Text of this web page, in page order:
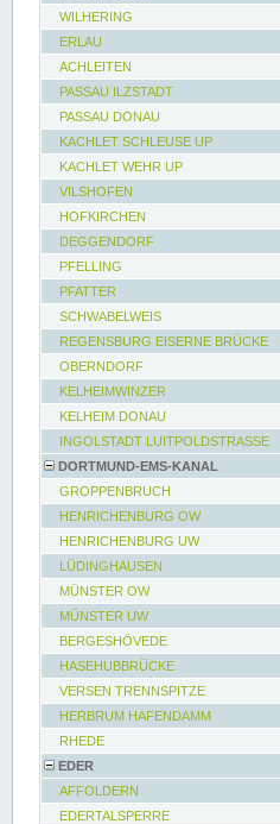
WILHERING
ERLAU
ACHLEITEN
PASSAU ILZSTADT
PASSAU DONAU
KACHLET SCHLEUSE UP
KACHLET WEHR UP
VILSHOFEN
HOFKIRCHEN
DEGGENDORF
PFELLING
PFATTER
SCHWABELWEIS
REGENSBURG EISERNE BRÜCKE
OBERNDORF
KELHEIMWINZER
KELHEIM DONAU
INGOLSTADT LUITPOLDSTRASSE
DORTMUND-EMS-KANAL
GROPPENBRUCH
HENRICHENBURG OW
HENRICHENBURG UW
LÜDINGHAUSEN
MÜNSTER OW
MÜNSTER UW
BERGESHÖVEDE
HASEHUBBRÜCKE
VERSEN TRENNSPITZE
HERBRUM HAFENDAMM
RHEDE
EDER
AFFOLDERN
EDERTALSPERRE